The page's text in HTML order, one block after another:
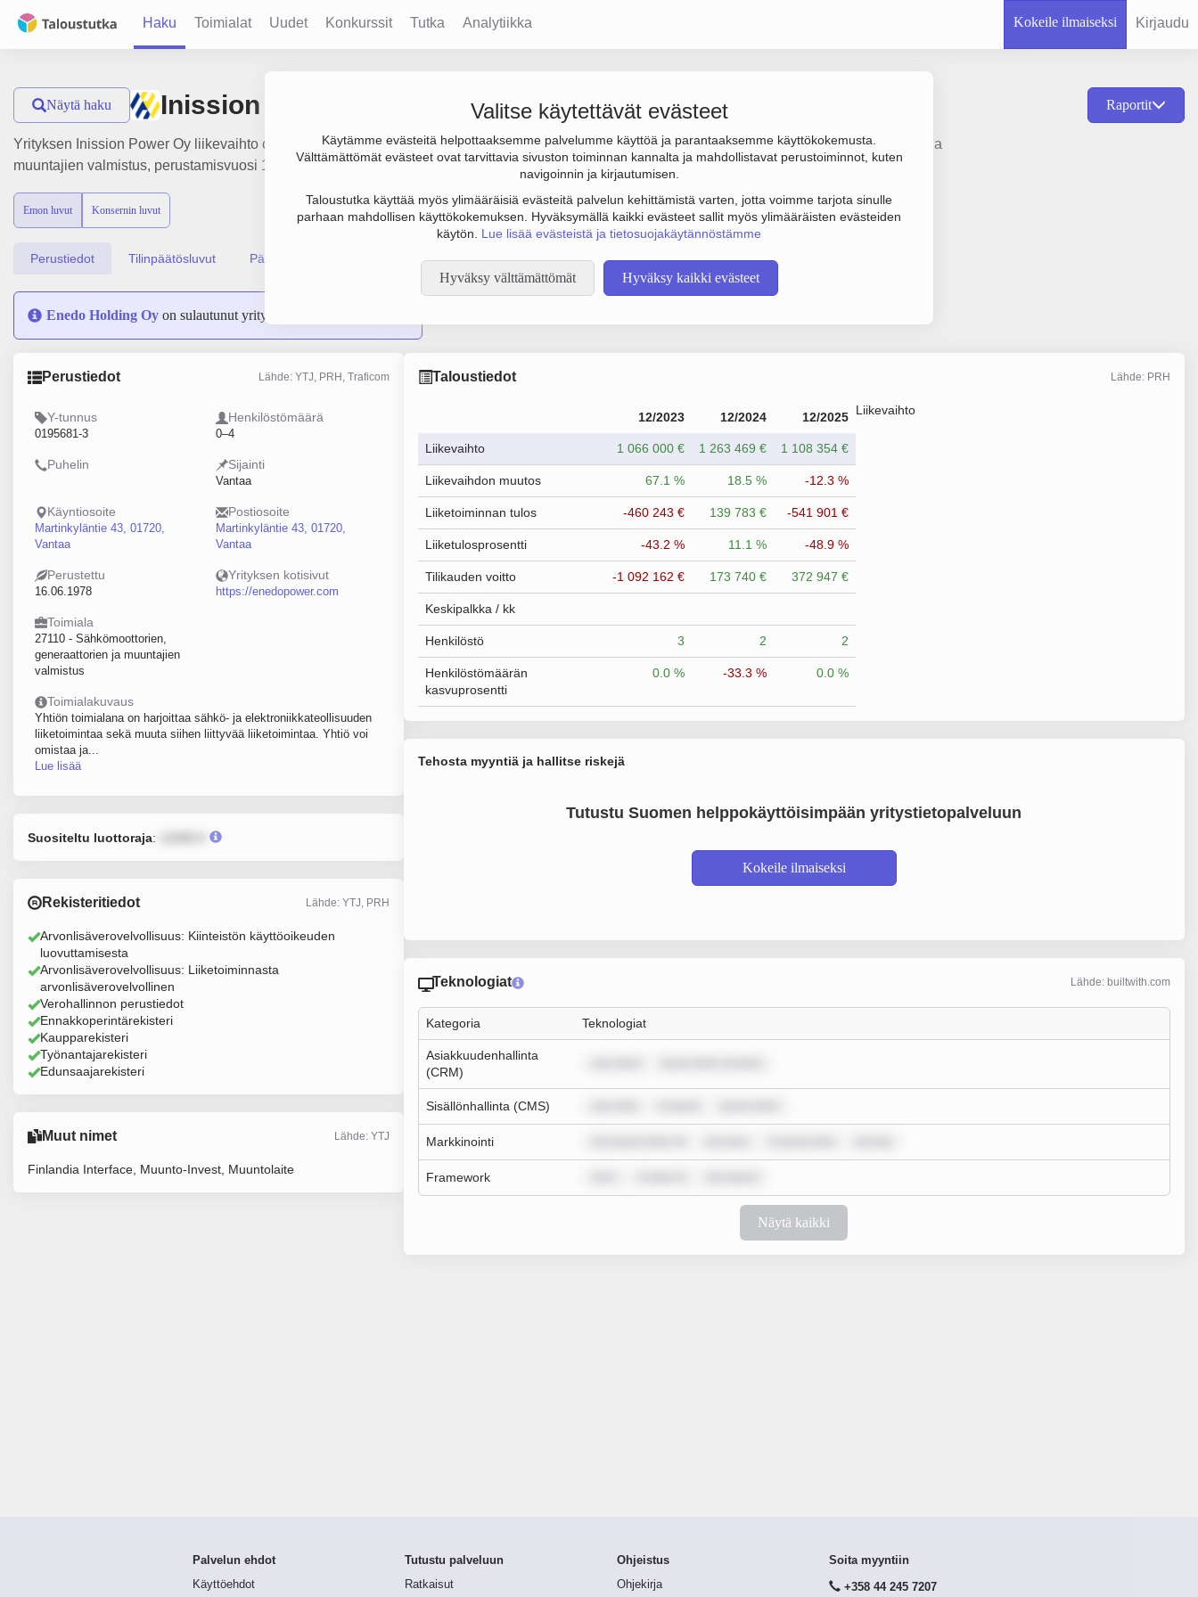
Haku Toimialat Uudet Konkurssit Tutka Analytiikka Kokeile ilmaiseksi Kirjaudu
Valitse käytettävät evästeet
Käytämme evästeitä helpottaaksemme palvelumme käyttöä ja parantaaksemme käyttökokemusta.
Välttämättömät evästeet ovat tarvittavia sivuston toiminnan kannalta ja mahdollistavat perustoiminnot, kuten
navigoinnin ja kirjautumisen.
Taloustutka käyttää myös ylimääräisiä evästeitä palvelun kehittämistä varten, jotta voimme tarjota sinulle
parhaan mahdollisen käyttökokemuksen. Hyväksymällä kaikki evästeet sallit myös ylimääräisten evästeiden
käytön. Lue lisää evästeistä ja tietosuojakäytännöstämme
Hyväksy välttämättömät Hyväksy kaikki evästeet
Näytä haku Inission Power Oy Raportit
Yrityksen Inission Power Oy liikevaihto on 1.1 milj. €, tulos -542 000 € ja henkilöstömäärä 2. Sen päätoimiala on Sähkömoottorien, generaattorien ja
muuntajien valmistus, perustamisvuosi 1978 ja sijainti Vantaa. Yrityksen yhtiömuoto Osakeyhtiö (OY).
Emon luvut Konsernin luvut
Perustiedot Tilinpäätösluvut Päättäjätiedot
Enedo Holding Oy on sulautunut yritykseen Inission Power Oy
Perustiedot Lähde: YTJ, PRH, Traficom
Y-tunnus
0195681-3
Henkilöstömäärä
0–4
Puhelin Sijainti
Vantaa
Käyntiosoite
Martinkyläntie 43, 01720,
Vantaa
Postiosoite
Martinkyläntie 43, 01720,
Vantaa
Perustettu
16.06.1978
Yrityksen kotisivut
https://enedopower.com
Toimiala
27110 - Sähkömoottorien,
generaattorien ja muuntajien
valmistus
Toimialakuvaus
Yhtiön toimialana on harjoittaa sähkö- ja elektroniikkateollisuuden
liiketoimintaa sekä muuta siihen liittyvää liiketoimintaa. Yhtiö voi
omistaa ja...
Lue lisää
Suositeltu luottoraja:
Rekisteritiedot Lähde: YTJ, PRH
Arvonlisäverovelvollisuus: Kiinteistön käyttöoikeuden
luovuttamisesta
Arvonlisäverovelvollisuus: Liiketoiminnasta
arvonlisäverovelvollinen
Verohallinnon perustiedot
Ennakkoperintärekisteri
Kaupparekisteri
Työnantajarekisteri
Edunsaajarekisteri
Muut nimet Lähde: YTJ
Finlandia Interface, Muunto-Invest, Muuntolaite
Taloustiedot Lähde: PRH
12/2023 12/2024 12/2025
Liikevaihto 1 066 000 € 1 263 469 € 1 108 354 €
Liikevaihdon muutos 67.1 % 18.5 % -12.3 %
Liiketoiminnan tulos -460 243 € 139 783 € -541 901 €
Liiketulosprosentti -43.2 % 11.1 % -48.9 %
Tilikauden voitto -1 092 162 € 173 740 € 372 947 €
Keskipalkka / kk
Henkilöstö 3 2 2
Henkilöstömäärän
kasvuprosentti
0.0 % -33.3 % 0.0 %
Liikevaihto
Tehosta myyntiä ja hallitse riskejä
Tutustu Suomen helppokäyttöisimpään yritystietopalveluun
Kokeile ilmaiseksi
Teknologiat Lähde: builtwith.com
Kategoria Teknologiat
Asiakkuudenhallinta
(CRM)
Sisällönhallinta (CMS)
Markkinointi
Framework
Näytä kaikki
Palvelun ehdot
Käyttöehdot
Tutustu palveluun
Ratkaisut
Ohjeistus
Ohjekirja
Soita myyntiin
+358 44 245 7207